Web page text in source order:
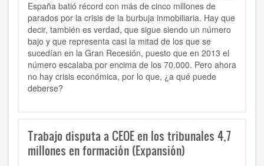
España batió récord con más de cinco millones de
parados por la crisis de la burbuja inmobiliaria. Hay que
decir, también es verdad, que sigue siendo un número
bajo y que representa casi la mitad de los que se
sucedían en la Gran Recesión, puesto que en 2013 el
número escalaba por encima de los 70.000. Pero ahora
no hay crisis económica, por lo que, ¿a qué puede
deberse?
Trabajo disputa a CEOE en los tribunales 4,7
millones en formación (Expansión)